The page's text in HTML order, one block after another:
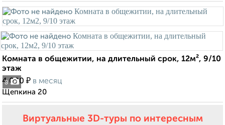
8
Комната в общежитии, на длительный срок, 12м², 9/10
этаж
4 000 ₽ в месяц
Щепкина 20
Виртуальные 3D-туры по интересным